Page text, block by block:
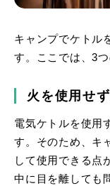
キャンプでケトル
す。ここでは、3
火を使用せ
電気ケトルを使用
す。そのため、キ
して使用できる点
中に目を離しても